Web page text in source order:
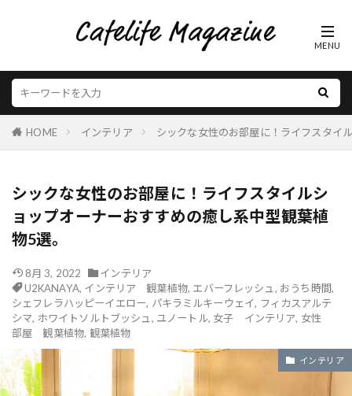
HOME インテリア シックな女性のお部屋に！ライフスタイ
シックな女性のお部屋に！ライフスタイルシ
ョップオーナーおすすめの癒し系中型観葉植
物5選。
8月 3, 2022
インテリア
U2KANAYA, インテリア 観葉植物, エバーフレッシュ , おうち時間,
シェフレラハッピーイエロー, パキラミルキーウェイ, フィカスアルテ
シマ, ホワイトソルトブッシュ , ユノートル, 女子 インテリア, 女性
部屋 観葉植物, 観葉植物
インテリア